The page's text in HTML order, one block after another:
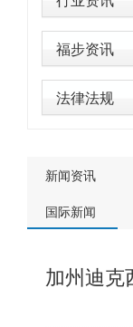
福步资讯
法律法规
新闻资讯
国际新闻
加州迪克